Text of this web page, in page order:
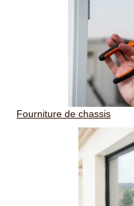
Fourniture de chassis